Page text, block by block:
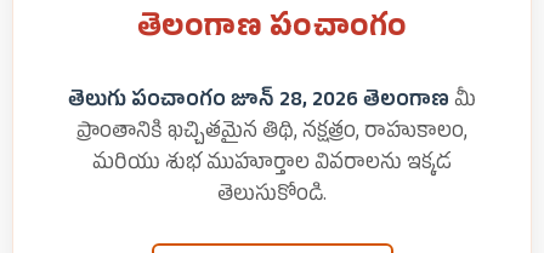
తెలంగాణ పంచాంగం
తెలుగు పంచాంగం జూన్ 28, 2026 తెలంగాణ మీ
ప్రాంతానికి ఖచ్చితమైన తిథి, నక్షత్రం, రాహుకాలం,
మరియు శుభ ముహూర్తాల వివరాలను ఇక్కడ
తెలుసుకోండి.